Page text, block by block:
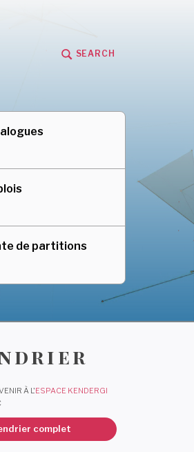
Québec
SEARCH
de partitions
À L'ESPACE KENDERGI
complet